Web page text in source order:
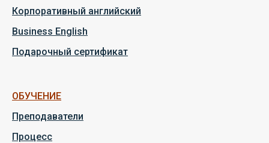
Корпоративный английский
Business English
Подарочный сертификат
ОБУЧЕНИЕ
Преподаватели
Процесс